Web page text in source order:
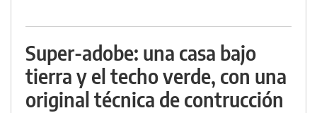
Super-adobe: una casa bajo
tierra y el techo verde, con una
original técnica de contrucción